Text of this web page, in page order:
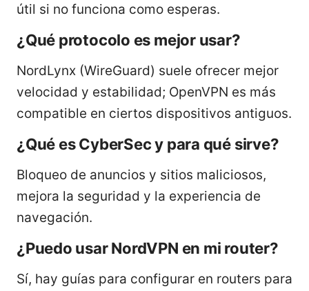
útil si no funciona como esperas.
¿Qué protocolo es mejor usar?
NordLynx (WireGuard) suele ofrecer mejor
velocidad y estabilidad; OpenVPN es más
compatible en ciertos dispositivos antiguos.
¿Qué es CyberSec y para qué sirve?
Bloqueo de anuncios y sitios maliciosos,
mejora la seguridad y la experiencia de
navegación.
¿Puedo usar NordVPN en mi router?
Sí, hay guías para configurar en routers para